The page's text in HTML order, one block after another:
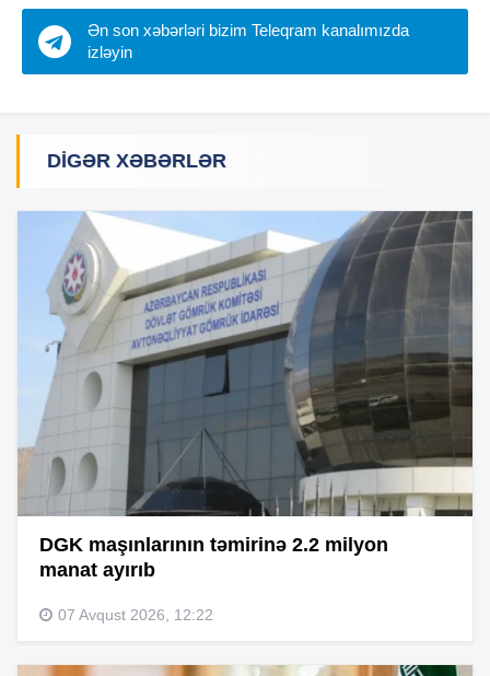
Ən son xəbərləri bizim Teleqram kanalımızda
izləyin
DIGƏR XƏBƏRLƏR
DGK maşınlarının təmirinə 2.2 milyon
manat ayırıb
07 Avqust 2026, 12:22